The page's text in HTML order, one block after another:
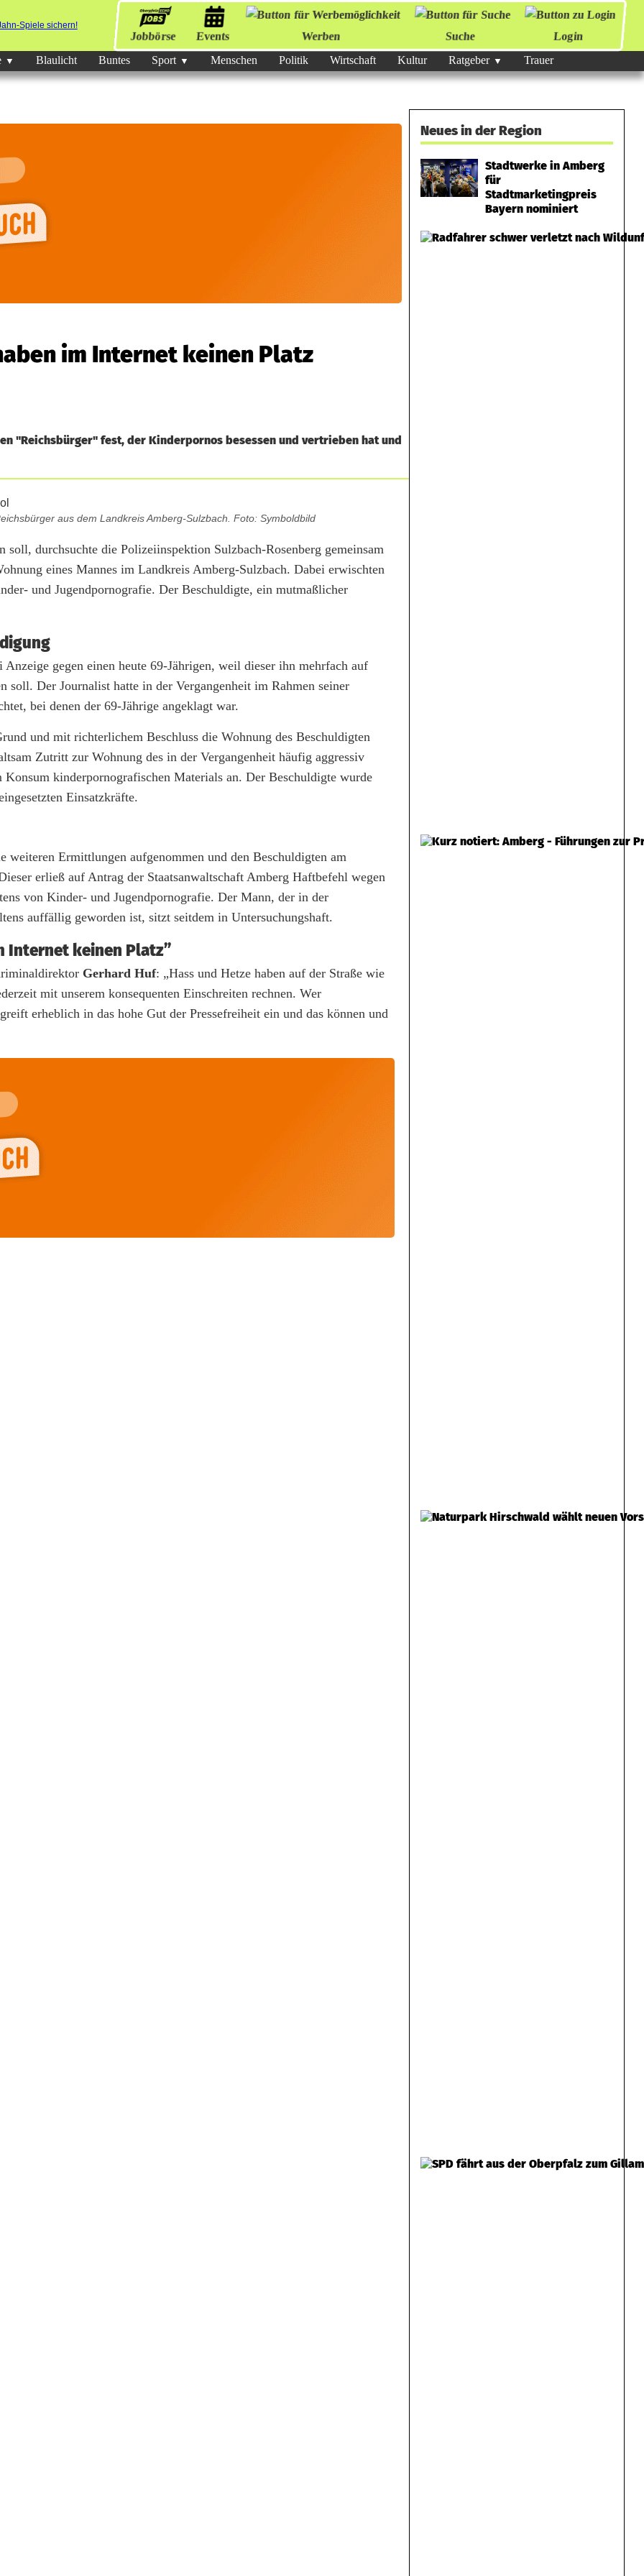
Jobbörse Events Werben Suche
Login
Blaulicht Buntes Sport Menschen Politik Wirtschaft Kultur Ratgeber Trauer
im Internet keinen Platz
"Reichsbürger" fest, der Kinderpornos besessen und vertrieben hat und
aus dem Landkreis Amberg-Sulzbach. Foto: Symboldbild
durchsuchte die Polizeiinspektion Sulzbach-Rosenberg gemeinsam
eines Mannes im Landkreis Amberg-Sulzbach. Dabei erwischten
und Jugendpornografie. Der Beschuldigte, ein mutmaßlicher
gegen einen heute 69-Jährigen, weil dieser ihn mehrfach auf
soll. Der Journalist hatte in der Vergangenheit im Rahmen seiner
bei denen der 69-Jährige angeklagt war.
und mit richterlichem Beschluss die Wohnung des Beschuldigten
Zutritt zur Wohnung des in der Vergangenheit häufig aggressiv
kinderpornografischen Materials an. Der Beschuldigte wurde
Einsatzkräfte.
Ermittlungen aufgenommen und den Beschuldigten am
erließ auf Antrag der Staatsanwaltschaft Amberg Haftbefehl wegen
von Kinder- und Jugendpornografie. Der Mann, der in der
auffällig geworden ist, sitzt seitdem in Untersuchungshaft.
Internet keinen Platz”
Gerhard Huf: „Hass und Hetze haben auf der Straße wie
mit unserem konsequenten Einschreiten rechnen. Wer
erheblich in das hohe Gut der Pressefreiheit ein und das können und
Neues in der Region
Stadtwerke in Amberg
für
Stadtmarketingpreis
Bayern nominiert